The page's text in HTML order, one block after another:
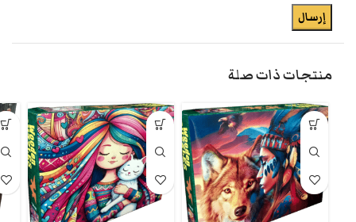
منتجات ذات صلة